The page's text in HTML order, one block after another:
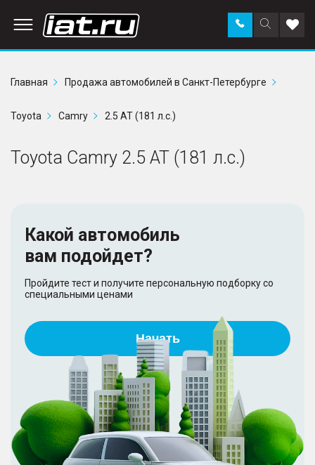
Поиск
по
Заказать
звонок в
Главная
Продажа автомобилей в Санкт-Петербурге
Toyota Camry 2.5 AT (181 л.с.)
Toyota Camry 2.5 AT (181 л.с.)
Какой автомобиль
вам подойдет?
Пройдите тест и получите персональную подборку со
специальными ценами
Начать